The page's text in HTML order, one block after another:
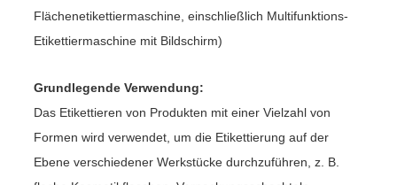
Flächenetikettiermaschine, einschließlich Multifunktions-
Etikettiermaschine mit Bildschirm)
Grundlegende Verwendung:
Das Etikettieren von Produkten mit einer Vielzahl von
Formen wird verwendet, um die Etikettierung auf der
Ebene verschiedener Werkstücke durchzuführen, z. B.